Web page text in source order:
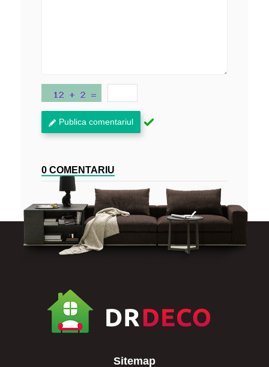
Publica comentariul
0 COMENTARIU
Sitemap